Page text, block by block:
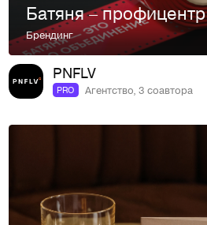
Батяня – профицентр
Брендинг
PNFLV
PRO Агентство, 3 соавтора